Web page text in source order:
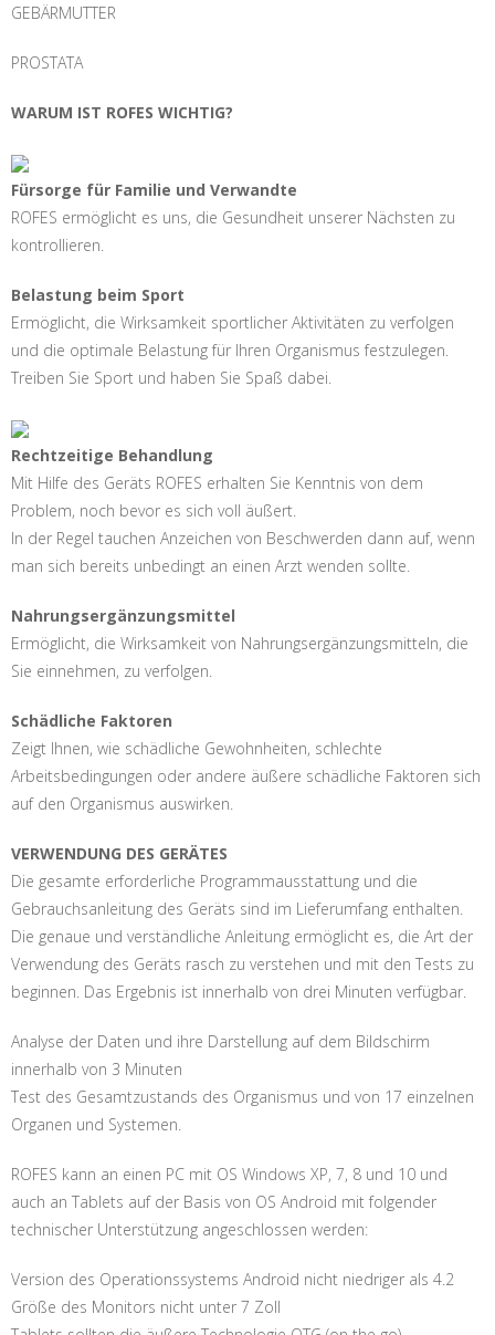
GEBÄRMUTTER
PROSTATA
WARUM IST ROFES WICHTIG?
Fürsorge für Familie und Verwandte
ROFES ermöglicht es uns, die Gesundheit unserer Nächsten zu
kontrollieren.
Belastung beim Sport
Ermöglicht, die Wirksamkeit sportlicher Aktivitäten zu verfolgen
und die optimale Belastung für Ihren Organismus festzulegen.
Treiben Sie Sport und haben Sie Spaß dabei.
Rechtzeitige Behandlung
Mit Hilfe des Geräts ROFES erhalten Sie Kenntnis von dem
Problem, noch bevor es sich voll äußert.
In der Regel tauchen Anzeichen von Beschwerden dann auf, wenn
man sich bereits unbedingt an einen Arzt wenden sollte.
Nahrungsergänzungsmittel
Ermöglicht, die Wirksamkeit von Nahrungsergänzungsmitteln, die
Sie einnehmen, zu verfolgen.
Schädliche Faktoren
Zeigt Ihnen, wie schädliche Gewohnheiten, schlechte
Arbeitsbedingungen oder andere äußere schädliche Faktoren sich
auf den Organismus auswirken.
VERWENDUNG DES GERÄTES
Die gesamte erforderliche Programmausstattung und die
Gebrauchsanleitung des Geräts sind im Lieferumfang enthalten.
Die genaue und verständliche Anleitung ermöglicht es, die Art der
Verwendung des Geräts rasch zu verstehen und mit den Tests zu
beginnen. Das Ergebnis ist innerhalb von drei Minuten verfügbar.
Analyse der Daten und ihre Darstellung auf dem Bildschirm
innerhalb von 3 Minuten
Test des Gesamtzustands des Organismus und von 17 einzelnen
Organen und Systemen.
ROFES kann an einen PC mit OS Windows XP, 7, 8 und 10 und
auch an Tablets auf der Basis von OS Android mit folgender
technischer Unterstützung angeschlossen werden:
Version des Operationssystems Android nicht niedriger als 4.2
Größe des Monitors nicht unter 7 Zoll